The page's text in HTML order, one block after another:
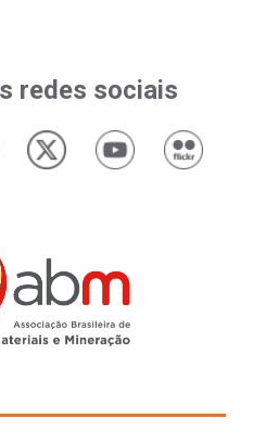
redes sociais